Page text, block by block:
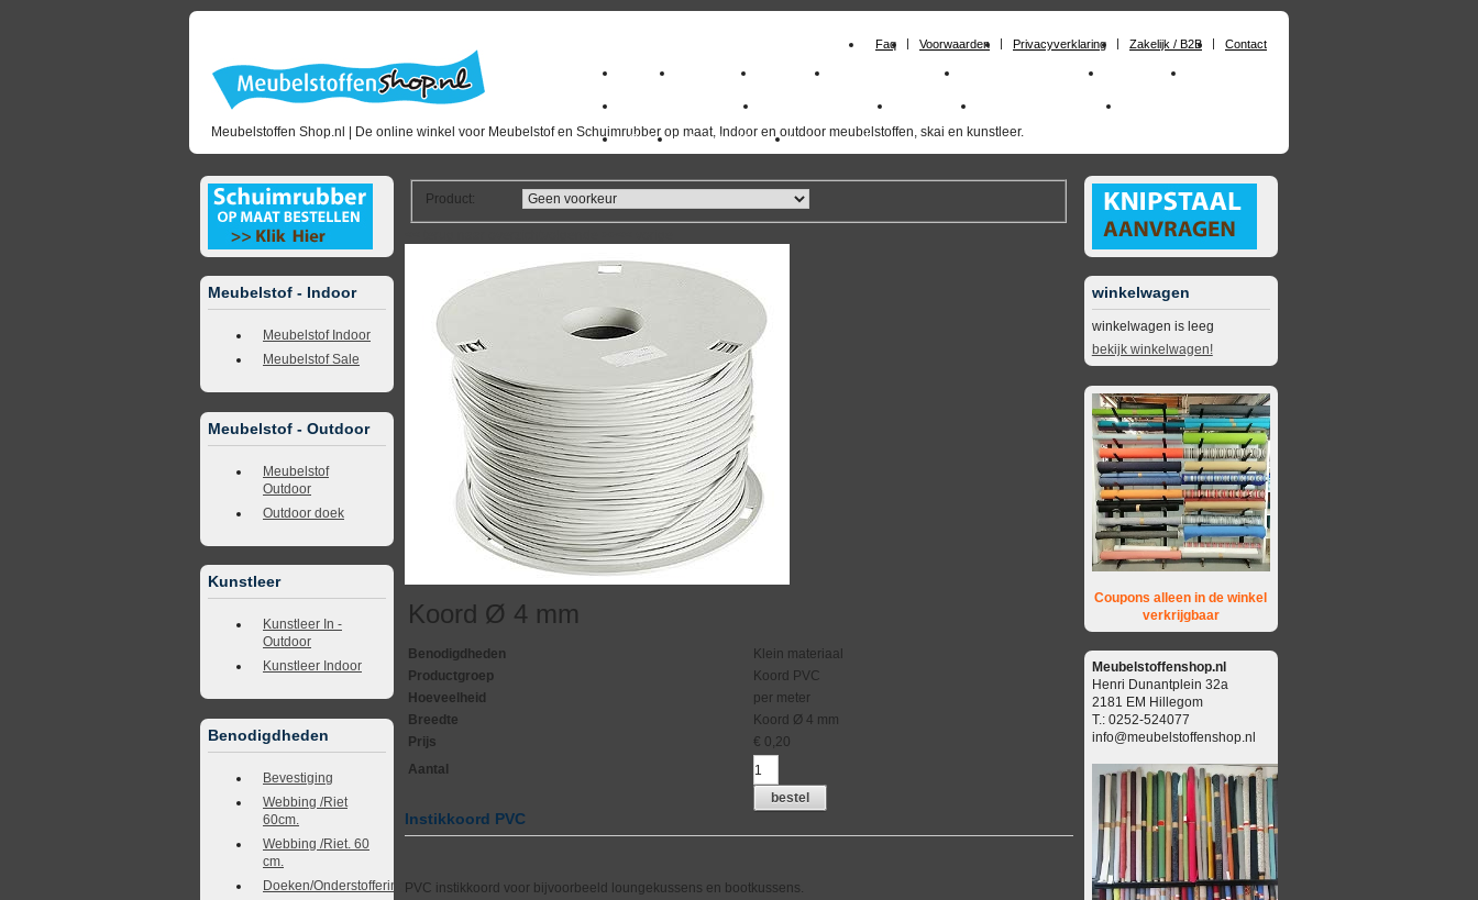
Faq Voorwaarden Privacyverklaring Zakelijk / B2B Contact
Meubelstoffen Shop.nl | De online winkel voor Meubelstof en Schuimrubber op maat, Indoor en outdoor meubelstoffen, skai en kunstleer.
Home Meubelstof Kunstleer Schuimrubberplaten Schuimrubber op maat Materialen
milano_outdoorstoffen skai kunstleer kopen outdoorstof skai_kunstleer outdoor
Outlet Meubelstof indoor duurzaam
Meubelstof - Indoor
Meubelstof Indoor
Meubelstof Sale
Meubelstof - Outdoor
Meubelstof
Outdoor
Outdoor doek
Kunstleer
Kunstleer In -
Outdoor
Kunstleer Indoor
Benodigdheden
Bevestiging
Webbing /Riet
60cm.
Webbing /Riet. 60
cm.
Doeken/Onderstoffering
Product:
Koord Ø 4 mm
Benodigdheden
Klein materiaal
Productgroep
Koord PVC
Hoeveelheid
per meter
Breedte
Koord Ø 4 mm
Prijs
€ 0,20
Aantal
bestel
Instikkoord PVC
PVC instikkoord voor bijvoorbeeld loungekussens en bootkussens.
winkelwagen
winkelwagen is leeg
bekijk winkelwagen!
Coupons alleen in de winkel
verkrijgbaar
Meubelstoffenshop.nl
Henri Dunantplein 32a
2181 EM Hillegom
T.: 0252-524077
info@meubelstoffenshop.nl